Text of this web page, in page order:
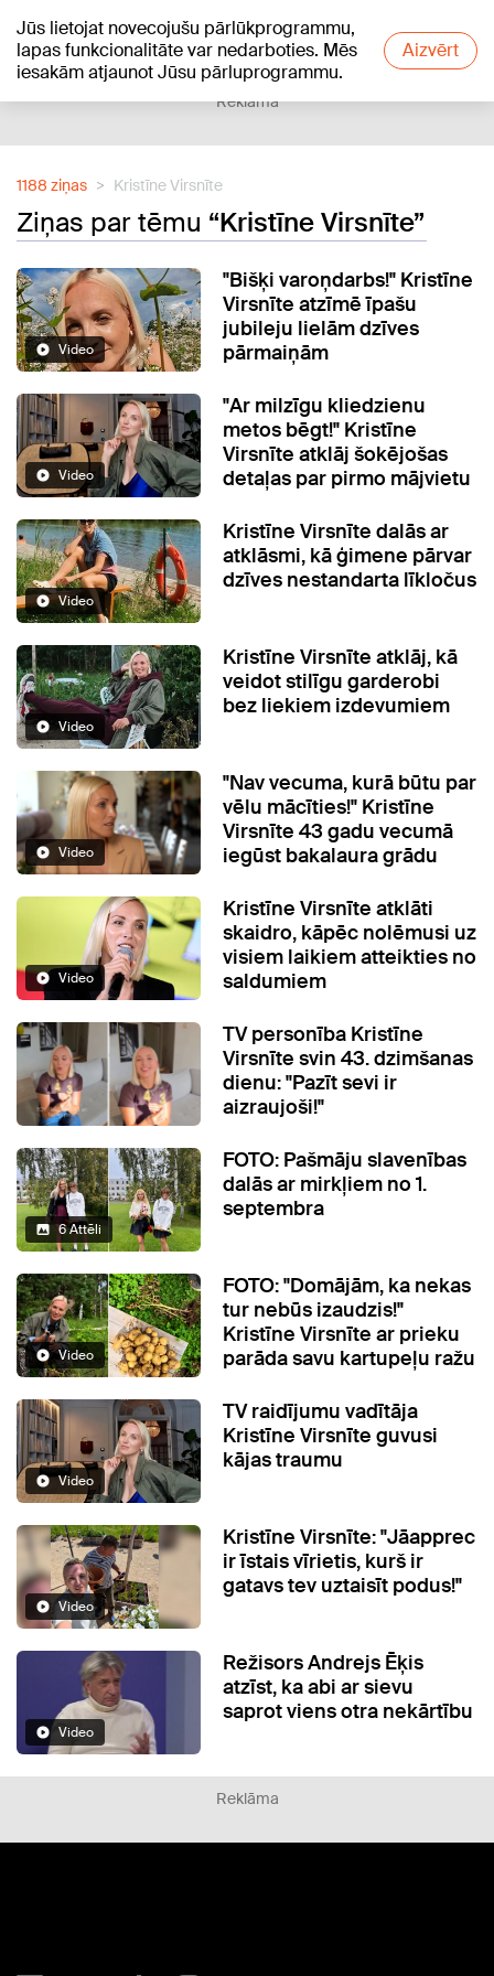
Jūs lietojat novecojušu pārlūkprogrammu,
lapas funkcionalitāte var nedarboties. Mēs
iesakām atjaunot Jūsu pārluprogrammu.
Aizvērt
+24°C
Reklāma
1188 ziņas Kristīne Virsnīte
Ziņas par tēmu “Kristīne Virsnīte”
Video
"Bišķi varoņdarbs!" Kristīne
Virsnīte atzīmē īpašu
jubileju lielām dzīves
pārmaiņām
Video
"Ar milzīgu kliedzienu
metos bēgt!" Kristīne
Virsnīte atklāj šokējošas
detaļas par pirmo mājvietu
Video
Kristīne Virsnīte dalās ar
atklāsmi, kā ģimene pārvar
dzīves nestandarta līkločus
Video
Kristīne Virsnīte atklāj, kā
veidot stilīgu garderobi
bez liekiem izdevumiem
Video
"Nav vecuma, kurā būtu par
vēlu mācīties!" Kristīne
Virsnīte 43 gadu vecumā
iegūst bakalaura grādu
Video
Kristīne Virsnīte atklāti
skaidro, kāpēc nolēmusi uz
visiem laikiem atteikties no
saldumiem
TV personība Kristīne
Virsnīte svin 43. dzimšanas
dienu: "Pazīt sevi ir
aizraujoši!"
6 Attēli
FOTO: Pašmāju slavenības
dalās ar mirkļiem no 1.
septembra
Video
FOTO: "Domājām, ka nekas
tur nebūs izaudzis!"
Kristīne Virsnīte ar prieku
parāda savu kartupeļu ražu
Video
TV raidījumu vadītāja
Kristīne Virsnīte guvusi
kājas traumu
Video
Kristīne Virsnīte: "Jāapprec
ir īstais vīrietis, kurš ir
gatavs tev uztaisīt podus!"
Video
Režisors Andrejs Ēķis
atzīst, ka abi ar sievu
saprot viens otra nekārtību
Reklāma